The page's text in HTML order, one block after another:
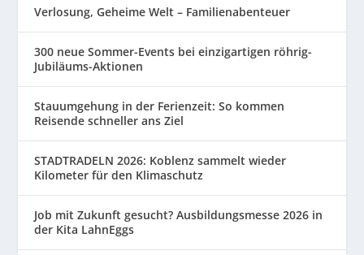
Verlosung, Geheime Welt – Familienabenteuer
300 neue Sommer-Events bei einzigartigen röhrig-
Jubiläums-Aktionen
Stauumgehung in der Ferienzeit: So kommen
Reisende schneller ans Ziel
STADTRADELN 2026: Koblenz sammelt wieder
Kilometer für den Klimaschutz
Job mit Zukunft gesucht? Ausbildungsmesse 2026 in
der Kita LahnEggs